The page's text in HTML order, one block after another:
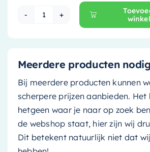
Mondiaz Vrijstaand bad
Meerdere producten
Bij meerdere producten kunnen
scherpere prijzen aanbieden. Het
hetgeen waar je naar op zoek
de webshop staat, hier zijn wij
Dit betekent natuurlijk niet dat